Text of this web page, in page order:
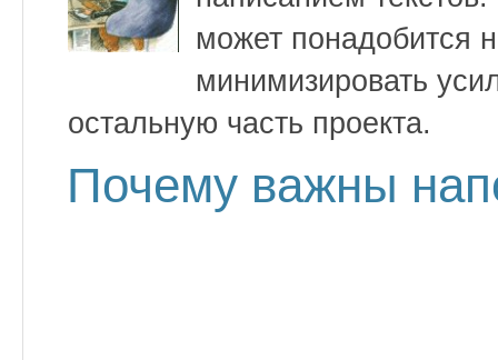
может понадобится
минимизировать
остальную часть проекта.
Почему важны